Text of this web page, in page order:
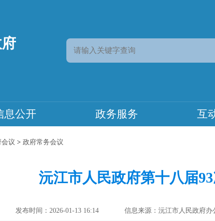
息公开 政务服务 互
议 > 政府常务会议
沅江市人民政府第十八届
发布时间：2026-01-13 16:14 信息来源：沅江市人民政府办